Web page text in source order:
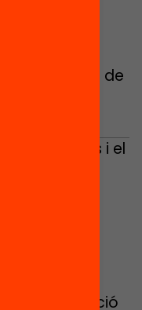
única de
les facilitats i el
d’orientació